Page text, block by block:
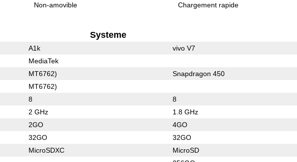
Non-amovible Chargement rapide
Systeme
A1k vivo V7
MediaTek
MT6762) Snapdragon 450
MT6762)
8 8
2 GHz 1.8 GHz
2GO 4GO
32GO 32GO
MicroSDXC MicroSD